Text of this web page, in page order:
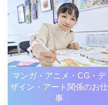
マンガ・アニメ・CG・デ
ザイン・アート関係のお仕
事